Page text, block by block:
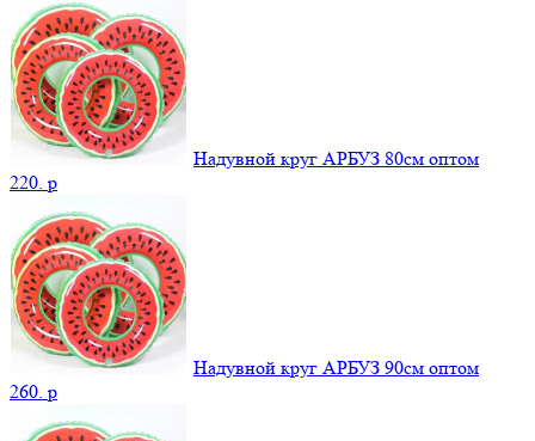
Надувной круг АРБУЗ 80см оптом
220. p
Надувной круг АРБУЗ 90см оптом
260. p